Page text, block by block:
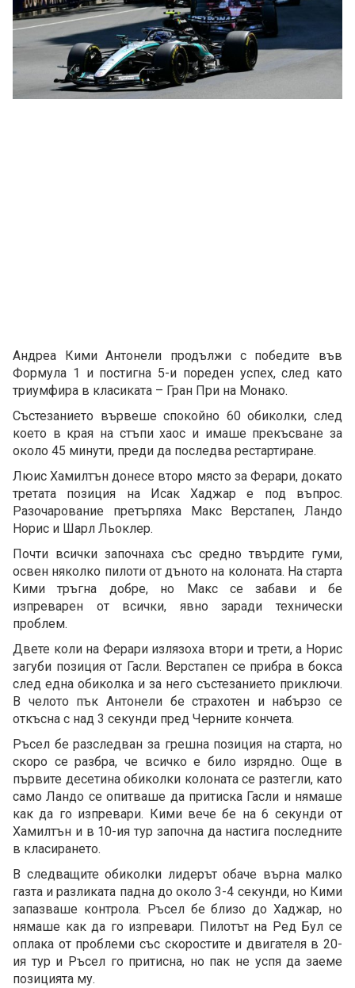
Андреа Кими Антонели продължи с победите във
Формула 1 и постигна 5-и пореден успех, след като
триумфира в класиката – Гран При на Монако.
Състезанието вървеше спокойно 60 обиколки, след
което в края на стъпи хаос и имаше прекъсване за
около 45 минути, преди да последва рестартиране.
Люис Хамилтън донесе второ място за Ферари, докато
третата позиция на Исак Хаджар е под въпрос.
Разочарование претърпяха Макс Верстапен, Ландо
Норис и Шарл Льоклер.
Почти всички започнаха със средно твърдите гуми,
освен няколко пилоти от дъното на колоната. На старта
Кими тръгна добре, но Макс се забави и бе
изпреварен от всички, явно заради технически
проблем.
Двете коли на Ферари излязоха втори и трети, а Норис
загуби позиция от Гасли. Верстапен се прибра в бокса
след една обиколка и за него състезанието приключи.
В челото пък Антонели бе страхотен и набързо се
откъсна с над 3 секунди пред Черните кончета.
Ръсел бе разследван за грешна позиция на старта, но
скоро се разбра, че всичко е било изрядно. Още в
първите десетина обиколки колоната се разтегли, като
само Ландо се опитваше да притиска Гасли и нямаше
как да го изпревари. Кими вече бе на 6 секунди от
Хамилтън и в 10-ия тур започна да настига последните
в класирането.
В следващите обиколки лидерът обаче върна малко
газта и разликата падна до около 3-4 секунди, но Кими
запазваше контрола. Ръсел бе близо до Хаджар, но
нямаше как да го изпревари. Пилотът на Ред Бул се
оплака от проблеми със скоростите и двигателя в 20-
ия тур и Ръсел го притисна, но пак не успя да заеме
позицията му.